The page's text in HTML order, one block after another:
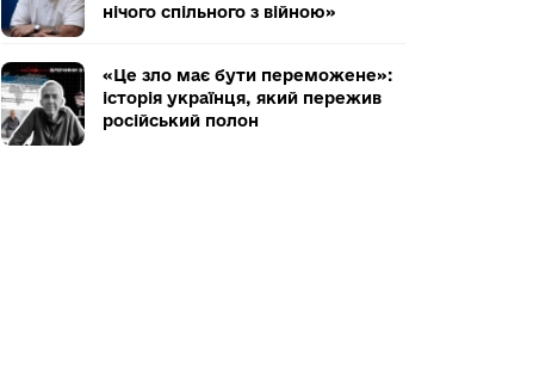
нічого спільного з війною»
«Це зло має бути переможене»:
історія українця, який пережив
російський полон